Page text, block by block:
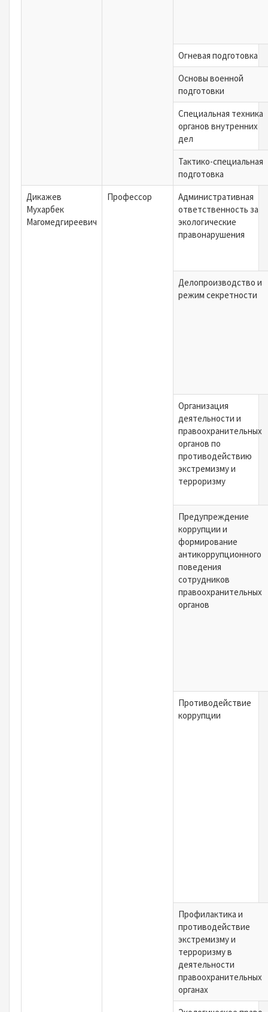
Огневая подготовка
Основы военной
подготовки
Специальная техника
органов внутренних
дел
Тактико-специальная
подготовка
Дикажев
Мухарбек
Магомедгиреевич
Профессор
Административная
ответственность за
экологические
правонарушения
Делопроизводство и
режим секретности
Организация
деятельности и
правоохранительных
органов по
противодействию
экстремизму и
терроризму
Предупреждение
коррупции и
формирование
антикоррупционного
поведения
сотрудников
правоохранительных
органов
Противодействие
коррупции
Профилактика и
противодействие
экстремизму и
терроризму в
деятельности
правоохранительных
органах